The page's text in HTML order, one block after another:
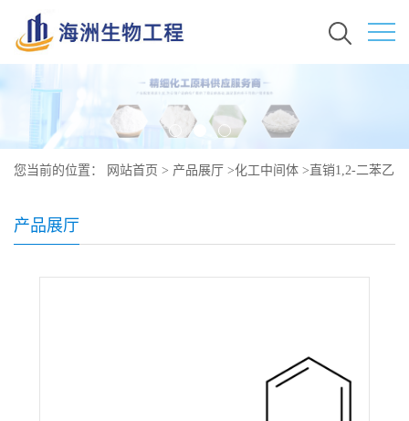
您当前的位置： 网站首页 > 产品展厅 >化工中间体 > 直销1,2-二苯乙
产品展厅